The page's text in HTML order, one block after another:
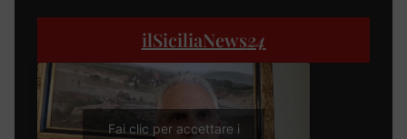
ilSiciliaNews24
Fai clic per accettare i